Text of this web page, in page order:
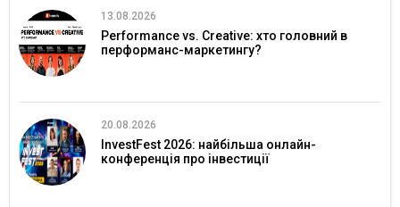
13.08.2026
Performance vs. Creative: хто головний в
перформанс-маркетингу?
20.08.2026
InvestFest 2026: найбільша онлайн-
конференція про інвестиції